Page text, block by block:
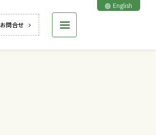
お問合せ
English